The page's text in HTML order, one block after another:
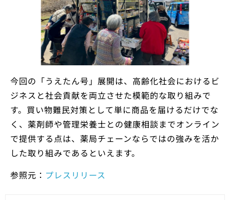
今回の「うえたん号」展開は、高齢化社会におけるビ
ジネスと社会貢献を両立させた模範的な取り組みで
す。買い物難民対策として単に商品を届けるだけでな
く、薬剤師や管理栄養士との健康相談までオンライン
で提供する点は、薬局チェーンならではの強みを活か
した取り組みであるといえます。
参照元： プレスリリース